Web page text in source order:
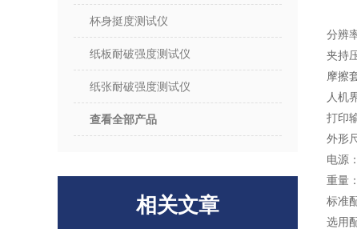
杯身挺度测试仪
纸板耐破强度测试仪
纸张耐破强度测试仪
查看全部产品
相关文章
D
分辨
夹持
摩擦
人机
打印
外形
电源
重量
标准
选用